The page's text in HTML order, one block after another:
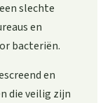
slechte
en
bacteriën.
en
die veilig zijn